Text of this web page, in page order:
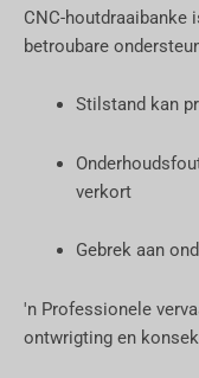
CNC-houtdraaibanke
betroubare
Stilstand kan
verkort
Gebrek aan
'n Professionele
ontwrigting en